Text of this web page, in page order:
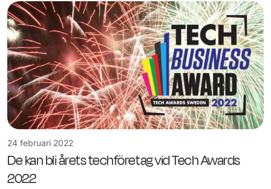
24 februari 2022
De kan bli årets techföretag vid Tech Awards
2022